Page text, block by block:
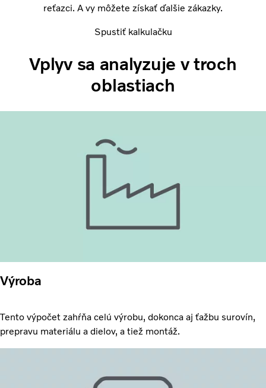
reťazci. A vy môžete získať ďalšie zákazky.
Spustiť kalkulačku
Vplyv sa analyzuje v troch
oblastiach
Výroba
Tento výpočet zahŕňa celú výrobu, dokonca aj ťažbu surovín,
prepravu materiálu a dielov, a tiež montáž.